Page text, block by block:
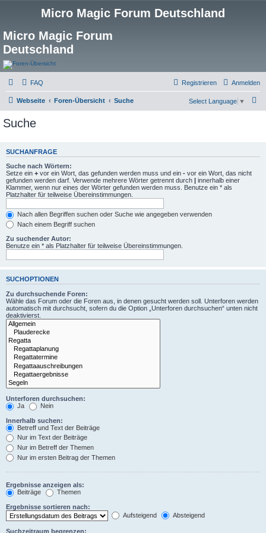
Micro Magic Forum Deutschland
Micro Magic Forum
Deutschland
FAQ Anmelden
Registrieren
Webseite Foren-Übersicht Suche
e
Select Language ▼
Suche
SUCHANFRAGE
Suche nach Wörtern:
Setze ein + vor ein Wort, das gefunden werden muss und ein - vor ein Wort, das nicht
gefunden werden darf. Verwende mehrere Wörter getrennt durch | innerhalb einer
Klammer, wenn nur eines der Wörter gefunden werden muss. Benutze ein * als
Platzhalter für teilweise Übereinstimmungen.
Nach allen Begriffen suchen oder Suche wie angegeben verwenden
Nach einem Begriff suchen
Zu suchender Autor:
Benutze ein * als Platzhalter für teilweise Übereinstimmungen.
SUCHOPTIONEN
Zu durchsuchende Foren:
Wähle das Forum oder die Foren aus, in denen gesucht werden soll. Unterforen werden
automatisch mit durchsucht, sofern du die Option „Unterforen durchsuchen“ unten nicht
deaktivierst.
Unterforen durchsuchen:
Ja
Nein
Innerhalb suchen:
Betreff und Text der Beiträge
Nur im Text der Beiträge
Nur im Betreff der Themen
Nur im ersten Beitrag der Themen
Ergebnisse anzeigen als:
Beiträge
Themen
Ergebnisse sortieren nach:
Aufsteigend
Absteigend
Suchzeitraum begrenzen: